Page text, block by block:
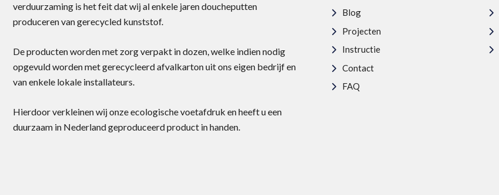
verduurzaming is het feit dat wij al enkele jaren doucheputten
produceren van gerecycled kunststof.
De producten worden met zorg verpakt in dozen, welke indien nodig
opgevuld worden met gerecycleerd afvalkarton uit ons eigen bedrijf en
van enkele lokale installateurs.
Hierdoor verkleinen wij onze ecologische voetafdruk en heeft u een
duurzaam in Nederland geproduceerd product in handen.
Blog
Projecten
Instructie
Contact
FAQ